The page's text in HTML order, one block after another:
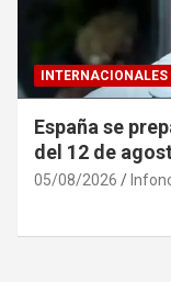
INTERNACIONALES
España se
del 12 de
05/08/2026